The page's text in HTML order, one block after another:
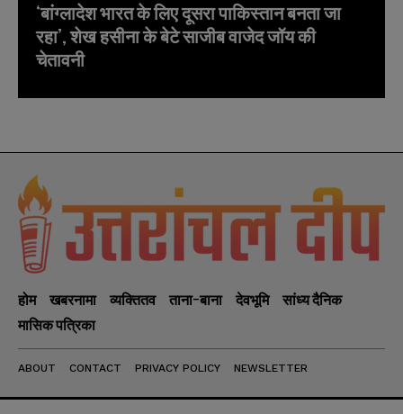
‘बांग्लादेश भारत के लिए दूसरा पाकिस्तान बनता जा
रहा’, शेख हसीना के बेटे साजीब वाजेद जॉय की
चेतावनी
होम खबरनामा व्यक्तितव ताना-बाना देवभूमि
सांध्य दैनिक
मासिक पत्रिका
ABOUT CONTACT PRIVACY POLICY NEWSLETTER